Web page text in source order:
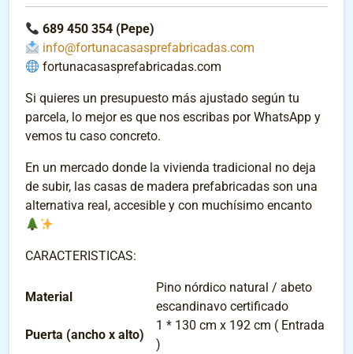
689 450 354 (Pepe)
info@fortunacasasprefabricadas.com
fortunacasasprefabricadas.com
Si quieres un presupuesto más ajustado según tu
parcela, lo mejor es que nos escribas por WhatsApp y
vemos tu caso concreto.
En un mercado donde la vivienda tradicional no deja
de subir, las casas de madera prefabricadas son una
alternativa real, accesible y con muchísimo encanto
CARACTERISTICAS:
Material
Pino nórdico natural / abeto
escandinavo certificado
Puerta (ancho x alto)
1 * 130 cm x 192 cm ( Entrada
)